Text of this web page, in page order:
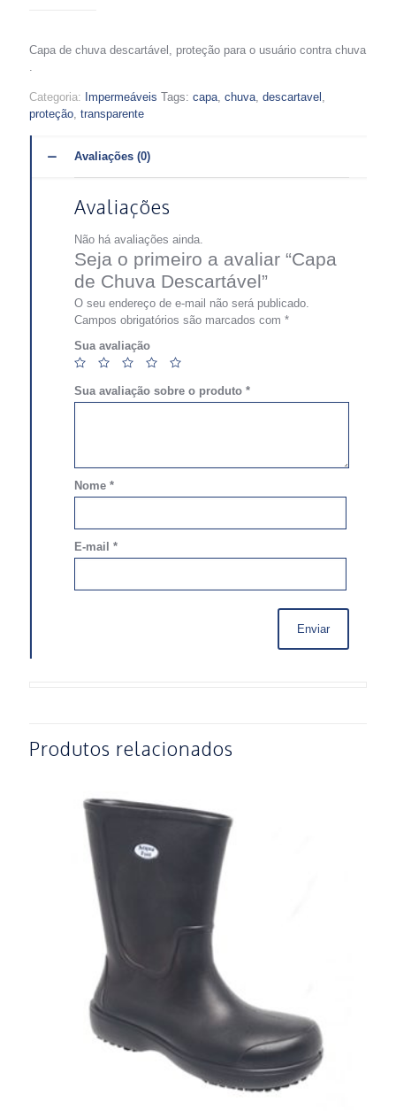
Capa de chuva descartável, proteção para o usuário contra chuva
Categoria: Impermeáveis Tags: capa chuva descartavel
proteção transparente
Avaliações (0)
Avaliações
Não há avaliações ainda.
Seja o primeiro a avaliar “Capa
de Chuva Descartável”
O seu endereço de e-mail não será publicado.
Campos obrigatórios são marcados com *
Sua avaliação
Sua avaliação sobre o produto *
Nome *
E-mail *
Produtos relacionados